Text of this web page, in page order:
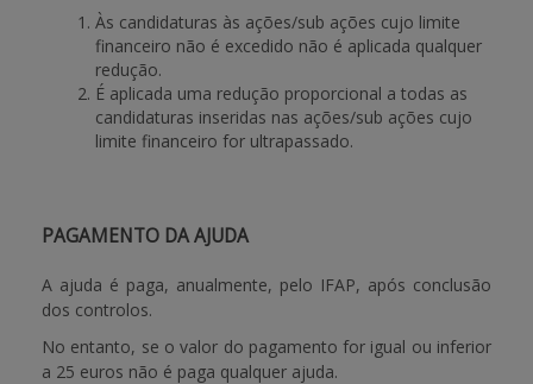
Às candidaturas às ações/sub ações cujo limite
financeiro não é excedido não é aplicada qualquer
redução.
É aplicada uma redução proporcional a todas as
candidaturas inseridas nas ações/sub ações cujo
limite financeiro for ultrapassado.
PAGAMENTO DA AJUDA
A ajuda é paga, anualmente, pelo IFAP, após conclusão
dos controlos.
No entanto, se o valor do pagamento for igual ou inferior
a 25 euros não é paga qualquer ajuda.